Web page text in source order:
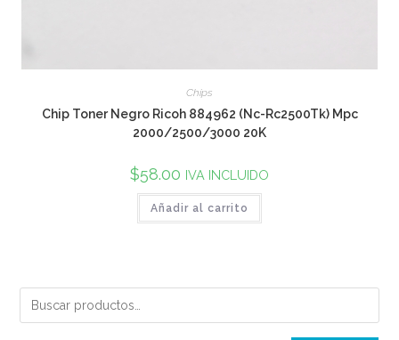
Chips
Chip Toner Negro Ricoh 884962 (Nc-Rc2500Tk) Mpc
2000/2500/3000 20K
$58.00 IVA INCLUIDO
Añadir al carrito